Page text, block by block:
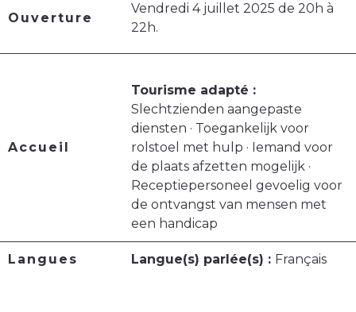
Ouverture
Vendredi 4 juillet 2025 de 20h à
22h.
Accueil
Tourisme adapté :
Slechtzienden aangepaste
diensten · Toegankelijk voor
rolstoel met hulp · Iemand voor
de plaats afzetten mogelijk ·
Receptiepersoneel gevoelig voor
de ontvangst van mensen met
een handicap
Langues Langue(s) parlée(s) : Français